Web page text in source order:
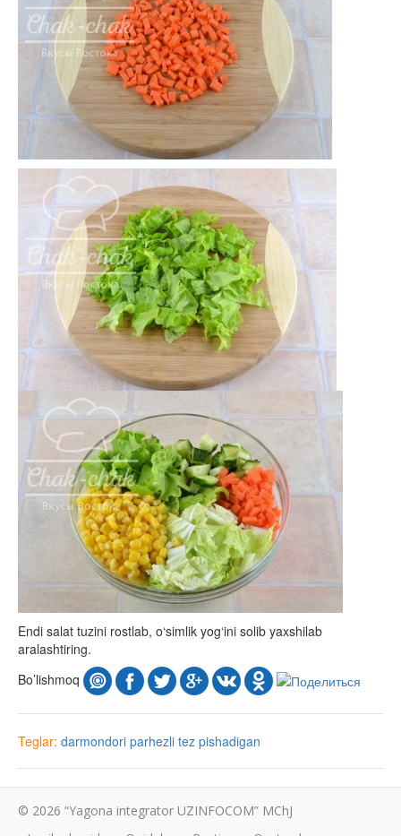
Endi salat tuzini rostlab, o‘simlik yog‘ini solib yaxshilab
aralashtiring.
Bo’lishmoq
Teglar: darmondori parhezli tez pishadigan
© 2026 “Yagona integrator UZINFOCOM” MChJ